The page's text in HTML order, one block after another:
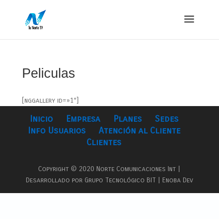
Peliculas
[nggallery id=»1″]
Inicio Empresa Planes
Sedes
Info Usuarios
Atención al Cliente
Clientes
Copyright © 2020 Norte Comunicaciones Int |
Desarrollado por Grupo Tecnológico BIT | Enoba Dev